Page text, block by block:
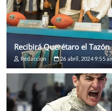
Recibirá Querétaro el
Redaccion 26 abril, 2024 9:55